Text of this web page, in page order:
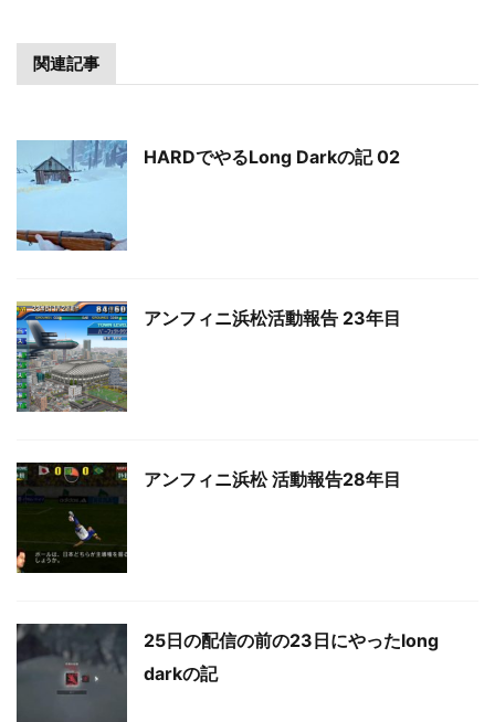
関連記事
HARDでやるLong Darkの記 02
アンフィニ浜松活動報告 23年目
アンフィニ浜松 活動報告28年目
25日の配信の前の23日にやったlong
darkの記